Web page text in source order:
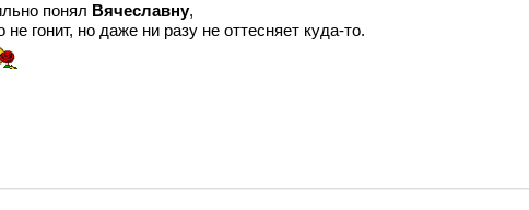
понял Вячеславну,
не гонит, но даже ни разу не оттесняет куда-то.